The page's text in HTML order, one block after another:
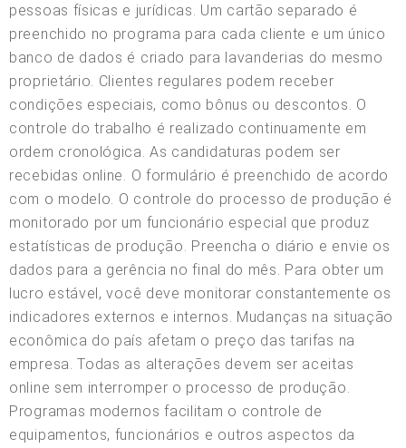
pessoas físicas e jurídicas. Um cartão separado é
preenchido no programa para cada cliente e um único
banco de dados é criado para lavanderias do mesmo
proprietário. Clientes regulares podem receber
condições especiais, como bônus ou descontos. O
controle do trabalho é realizado continuamente em
ordem cronológica. As candidaturas podem ser
recebidas online. O formulário é preenchido de acordo
com o modelo. O controle do processo de produção é
monitorado por um funcionário especial que produz
estatísticas de produção. Preencha o diário e envie os
dados para a gerência no final do mês. Para obter um
lucro estável, você deve monitorar constantemente os
indicadores externos e internos. Mudanças na situação
econômica do país afetam o preço das tarifas na
empresa. Todas as alterações devem ser aceitas
online sem interromper o processo de produção.
Programas modernos facilitam o controle de
equipamentos, funcionários e outros aspectos da